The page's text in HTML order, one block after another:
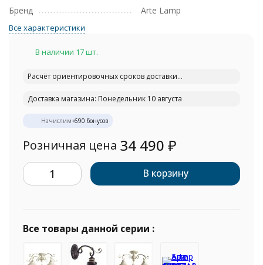
Бренд
Arte Lamp
Все характеристики
В наличии 17 шт.
Расчёт ориентировочных сроков доставки...
Доставка магазина: Понедельник 10 августа
Начислим+690 бонусов
Розничная цена 34 490 ₽
В корзину
Все товары данной серии :